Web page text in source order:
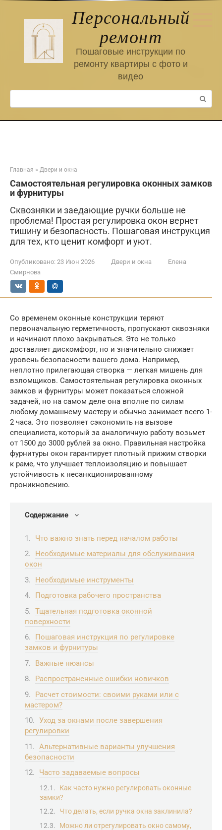
Персональный
ремонт
Пошаговые инструкции по
ремонту квартиры с фото и
видео
Поиск:
Главная » Двери и окна
Самостоятельная регулировка оконных замков
и фурнитуры
Сквозняки и заедающие ручки больше не
проблема! Простая регулировка окон вернет
тишину и безопасность. Пошаговая инструкция
для тех, кто ценит комфорт и уют.
Опубликовано: 23 Июн 2026 Двери и окна
Елена
Смирнова
Со временем оконные конструкции теряют
первоначальную герметичность, пропускают сквозняки
и начинают плохо закрываться. Это не только
доставляет дискомфорт, но и значительно снижает
уровень безопасности вашего дома. Например,
неплотно прилегающая створка — легкая мишень для
взломщиков. Самостоятельная регулировка оконных
замков и фурнитуры может показаться сложной
задачей, но на самом деле она вполне по силам
любому домашнему мастеру и обычно занимает всего 1-
2 часа. Это позволяет сэкономить на вызове
специалиста, который за аналогичную работу возьмет
от 1500 до 3000 рублей за окно. Правильная настройка
фурнитуры окон гарантирует плотный прижим створки
к раме, что улучшает теплоизоляцию и повышает
устойчивость к несанкционированному
проникновению.
Содержание
Что важно знать перед началом работы
Необходимые материалы для обслуживания
окон
Необходимые инструменты
Подготовка рабочего пространства
Тщательная подготовка оконной
поверхности
Пошаговая инструкция по регулировке
замков и фурнитуры
Важные нюансы
Распространенные ошибки новичков
Расчет стоимости: своими руками или с
мастером?
Уход за окнами после завершения
регулировки
Альтернативные варианты улучшения
безопасности
Часто задаваемые вопросы
Как часто нужно регулировать оконные
замки?
Что делать, если ручка окна заклинила?
Можно ли отрегулировать окно самому,